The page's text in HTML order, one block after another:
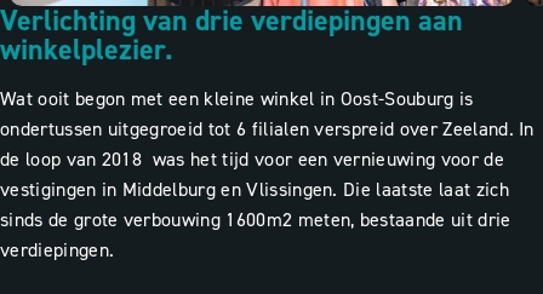
Verlichting van drie verdiepingen aan
winkelplezier.
Wat ooit begon met een kleine winkel in Oost-Souburg is
ondertussen uitgegroeid tot 6 filialen verspreid over Zeeland. In
de loop van 2018 was het tijd voor een vernieuwing voor de
vestigingen in Middelburg en Vlissingen. Die laatste laat zich
sinds de grote verbouwing 1600m2 meten, bestaande uit drie
verdiepingen.